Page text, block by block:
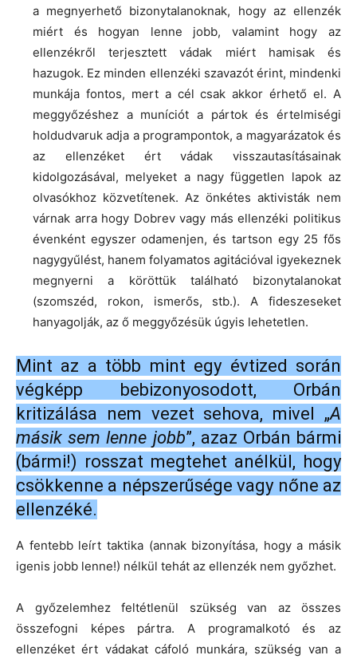
a megnyerhető bizonytalanoknak, hogy az ellenzék
miért és hogyan lenne jobb, valamint hogy az
ellenzékről terjesztett vádak miért hamisak és
hazugok. Ez minden ellenzéki szavazót érint, mindenki
munkája fontos, mert a cél csak akkor érhető el. A
meggyőzéshez a muníciót a pártok és értelmiségi
holdudvaruk adja a programpontok, a magyarázatok és
az ellenzéket ért vádak visszautasításainak
kidolgozásával, melyeket a nagy független lapok az
olvasókhoz közvetítenek. Az önkétes aktivisták nem
várnak arra hogy Dobrev vagy más ellenzéki politikus
évenként egyszer odamenjen, és tartson egy 25 fős
nagygyűlést, hanem folyamatos agitációval igyekeznek
megnyerni a köröttük található bizonytalanokat
(szomszéd, rokon, ismerős, stb.). A fideszeseket
hanyagolják, az ő meggyőzésük úgyis lehetetlen.
Mint az a több mint egy évtized során
végképp bebizonyosodott, Orbán
kritizálása nem vezet sehova, mivel „A
másik sem lenne jobb”, azaz Orbán bármi
(bármi!) rosszat megtehet anélkül, hogy
csökkenne a népszerűsége vagy nőne az
ellenzéké.
A fentebb leírt taktika (annak bizonyítása, hogy a másik
igenis jobb lenne!) nélkül tehát az ellenzék nem győzhet.
A győzelemhez feltétlenül szükség van az összes
összefogni képes pártra. A programalkotó és az
ellenzéket ért vádakat cáfoló munkára, szükség van a